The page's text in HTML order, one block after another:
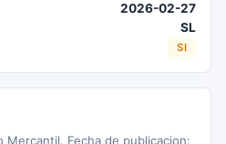
2026-02-27
SL
SI
Mercantil. Fecha de publicacion: